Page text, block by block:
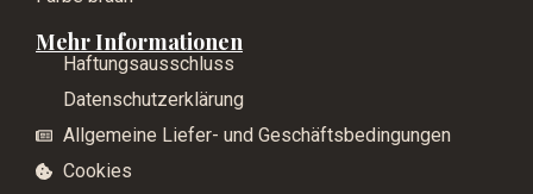
Mehr Informationen
Haftungsausschluss
Datenschutzerklärung
Allgemeine Liefer- und Geschäftsbedingungen
Cookies